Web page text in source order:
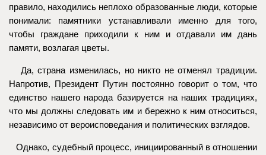
правило, находились неплохо образованные люди, которые
понимали: памятники устанавливали именно для того,
чтобы граждане приходили к ним и отдавали им дань
памяти, возлагая цветы.
Да, страна изменилась, но никто не отменял традиции.
Напротив, Президент Путин постоянно говорит о том, что
единство нашего народа базируется на наших традициях,
что мы должны следовать им и бережно к ним относиться,
независимо от вероисповедания и политических взглядов.
Однако, судебный процесс, инициированный в отношении